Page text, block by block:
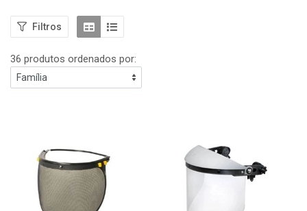
Filtros
36 produtos ordenados por: